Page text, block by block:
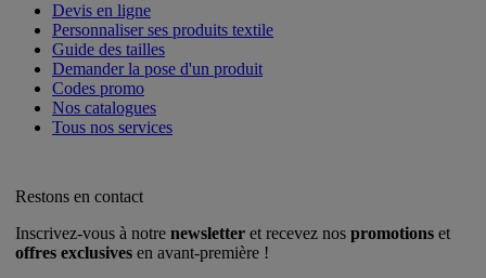
Devis en ligne
Personnaliser ses produits textile
Guide des tailles
Demander la pose d'un produit
Codes promo
Nos catalogues
Tous nos services
Restons en contact
Inscrivez-vous à notre newsletter et recevez nos promotions et
offres exclusives en avant-première !